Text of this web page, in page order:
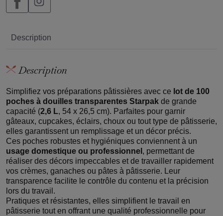
Description
Description
Simplifiez vos préparations pâtissières avec ce lot de 100
poches à douilles transparentes Starpak de grande
capacité (2,6 L, 54 x 26,5 cm). Parfaites pour garnir
gâteaux, cupcakes, éclairs, choux ou tout type de pâtisserie,
elles garantissent un remplissage et un décor précis.
Ces poches robustes et hygiéniques conviennent à un
usage domestique ou professionnel , permettant de
réaliser des décors impeccables et de travailler rapidement
vos crèmes, ganaches ou pâtes à pâtisserie. Leur
transparence facilite le contrôle du contenu et la précision
lors du travail.
Pratiques et résistantes, elles simplifient le travail en
pâtisserie tout en offrant une qualité professionnelle pour